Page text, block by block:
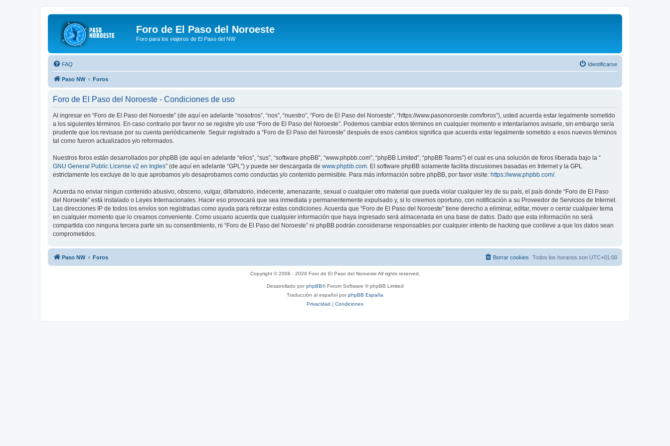
Foro de El Paso del Noroeste
Foro para los viajeros de El Paso del NW
FAQ Identificarse
Paso NW Foros
Foro de El Paso del Noroeste - Condiciones de uso
Al ingresar en “Foro de El Paso del Noroeste” (de aquí en adelante “nosotros”, “nos”, “nuestro”, “Foro de El Paso del Noroeste”, “https://www.pasonoroeste.com/foros”), usted acuerda estar legalmente sometido
a los siguientes términos. En caso contrario por favor no se registre y/o use “Foro de El Paso del Noroeste”. Podemos cambiar estos términos en cualquier momento e intentaríamos avisarle, sin embargo sería
prudente que los revisase por su cuenta periódicamente. Seguir registrado a “Foro de El Paso del Noroeste” después de esos cambios significa que acuerda estar legalmente sometido a esos nuevos términos
tal como fueron actualizados y/o reformados.
Nuestros foros están desarrollados por phpBB (de aquí en adelante “ellos”, “sus”, “software phpBB”, “www.phpbb.com”, “phpBB Limited”, “phpBB Teams”) el cual es una solución de foros liberada bajo la “
GNU General Public License v2 en Ingles” (de aquí en adelante “GPL”) y puede ser descargada de www.phpbb.com . El software phpBB solamente facilita discusiones basadas en Internet y la GPL
estrictamente los excluye de lo que aprobamos y/o desaprobamos como conductas y/o contenido permisible. Para más información sobre phpBB, por favor visite: https://www.phpbb.com/.
Acuerda no enviar ningun contenido abusivo, obsceno, vulgar, difamatorio, indecente, amenazante, sexual o cualquier otro material que pueda violar cualquier ley de su país, el país donde “Foro de El Paso
del Noroeste” está instalado o Leyes Internacionales. Hacer eso provocará que sea inmediata y permanentemente expulsado y, si lo creemos oportuno, con notificación a su Proveedor de Servicios de Internet.
Las direcciones IP de todos los envíos son registradas como ayuda para reforzar estas condiciones. Acuerda que “Foro de El Paso del Noroeste” tiene derecho a eliminar, editar, mover o cerrar cualquier tema
en cualquier momento que lo creamos conveniente. Como usuario acuerda que cualquier información que haya ingresado será almacenada en una base de datos. Dado que esta información no será
compartida con ninguna tercera parte sin su consentimiento, ni “Foro de El Paso del Noroeste” ni phpBB podrán considerarse responsables por cualquier intento de hacking que conlleve a que los datos sean
comprometidos.
Paso NW Foros Todos los horarios son UTC+01:00
Borrar cookies
Copyright © 2006 - 2026 Foro de El Paso del Noroeste All rights reserved.
Desarrollado porphpBB® Forum Software © phpBB Limited
Traducción al español porphpBB España
Privacidad | Condiciones